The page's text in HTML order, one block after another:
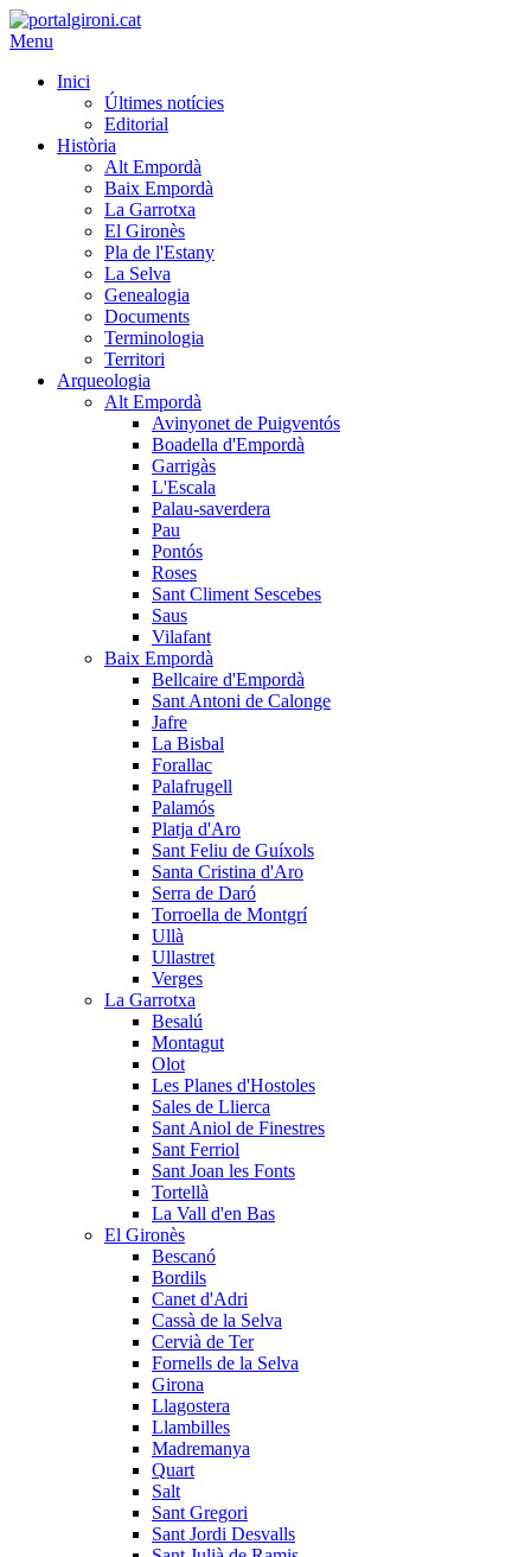
Menu
Inici
Últimes notícies
Editorial
Història
Alt Empordà
Baix Empordà
La Garrotxa
El Gironès
Pla de l'Estany
La Selva
Genealogia
Documents
Terminologia
Territori
Arqueologia
Alt Empordà
Avinyonet de Puigventós
Boadella d'Empordà
Garrigàs
L'Escala
Palau-saverdera
Pau
Pontós
Roses
Sant Climent Sescebes
Saus
Vilafant
Baix Empordà
Bellcaire d'Empordà
Sant Antoni de Calonge
Jafre
La Bisbal
Forallac
Palafrugell
Palamós
Platja d'Aro
Sant Feliu de Guíxols
Santa Cristina d'Aro
Serra de Daró
Torroella de Montgrí
Ullà
Ullastret
Verges
La Garrotxa
Besalú
Montagut
Olot
Les Planes d'Hostoles
Sales de Llierca
Sant Aniol de Finestres
Sant Ferriol
Sant Joan les Fonts
Tortellà
La Vall d'en Bas
El Gironès
Bescanó
Bordils
Canet d'Adri
Cassà de la Selva
Cervià de Ter
Fornells de la Selva
Girona
Llagostera
Llambilles
Madremanya
Quart
Salt
Sant Gregori
Sant Jordi Desvalls